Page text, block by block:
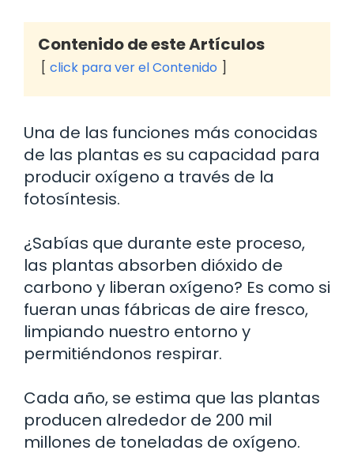
Contenido de este Artículos
click para ver el Contenido
Una de las funciones más conocidas
de las plantas es su capacidad para
producir oxígeno a través de la
fotosíntesis.
¿Sabías que durante este proceso,
las plantas absorben dióxido de
carbono y liberan oxígeno? Es como si
fueran unas fábricas de aire fresco,
limpiando nuestro entorno y
permitiéndonos respirar.
Cada año, se estima que las plantas
producen alrededor de 200 mil
millones de toneladas de oxígeno.